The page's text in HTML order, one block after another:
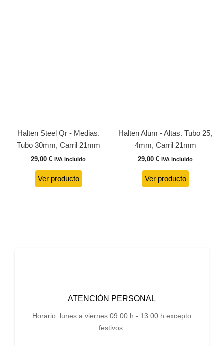
Halten Steel Qr - Medias.
Tubo 30mm, Carril 21mm
29,00 € IVA incluido
Ver producto
Halten Alum - Altas. Tubo 25,
4mm, Carril 21mm
29,00 € IVA incluido
Ver producto
ATENCIÓN PERSONAL
Horario: lunes a viernes 09:00 h - 13:00 h excepto
festivos.